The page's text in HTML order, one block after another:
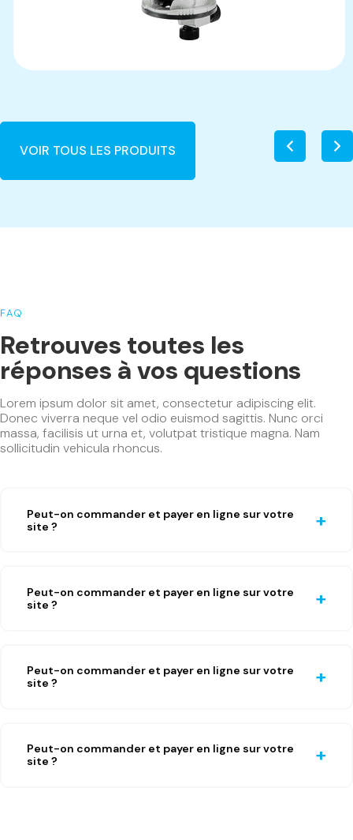
VOIR TOUS LES PRODUITS
FAQ
Retrouves toutes les
réponses à vos questions
Lorem ipsum dolor sit amet, consectetur adipiscing elit.
Donec viverra neque vel odio euismod sagittis. Nunc orci
massa, facilisis ut urna et, volutpat tristique magna. Nam
sollicitudin vehicula rhoncus.
Peut-on commander et payer en ligne sur votre
site ?
Peut-on commander et payer en ligne sur votre
site ?
Peut-on commander et payer en ligne sur votre
site ?
Peut-on commander et payer en ligne sur votre
site ?